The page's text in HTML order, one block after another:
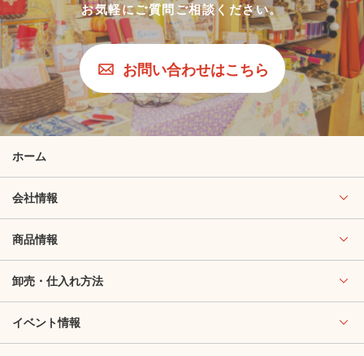
お気軽にご質問ご相談ください。
お問い合わせはこちら
ホーム
会社情報
商品情報
卸売・仕入れ方法
イベント情報